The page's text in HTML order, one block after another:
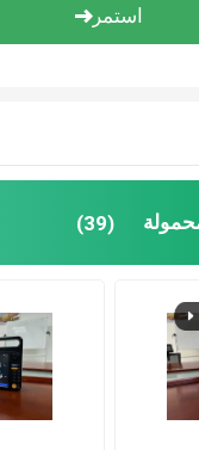
الجانبية
التخدير
بعد
(39)